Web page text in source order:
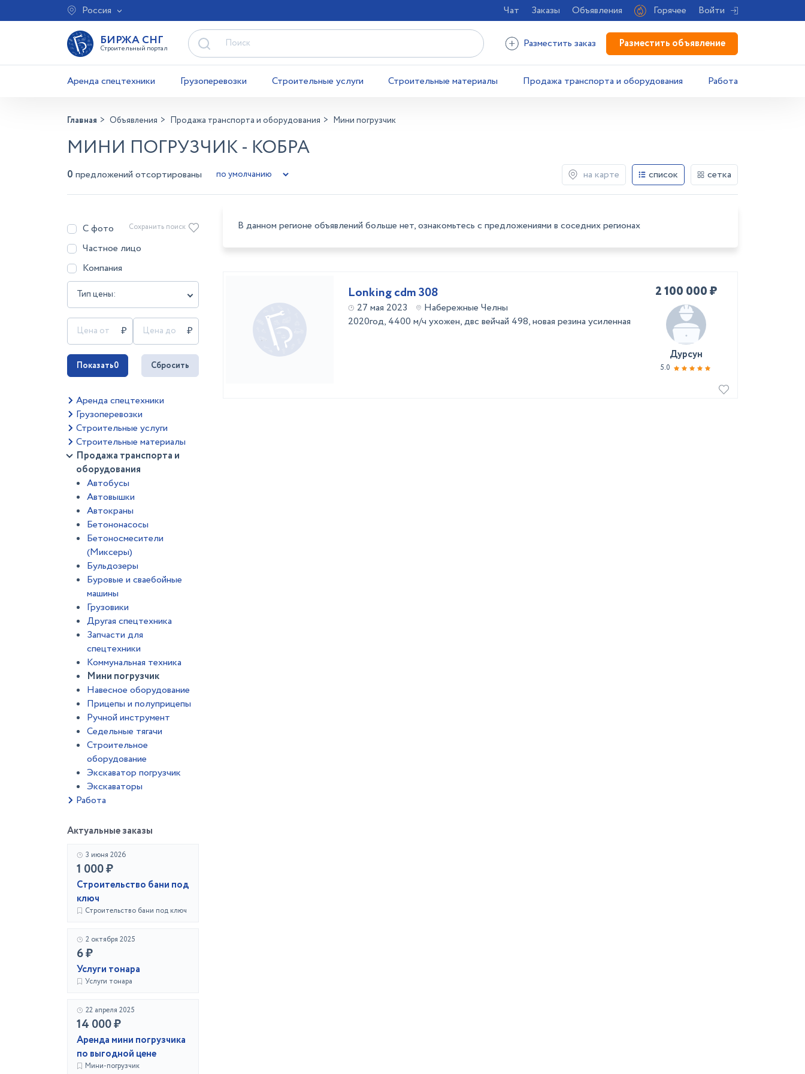
Россия Чат Заказы Объявления Горячее Войти
БИРЖА СНГ
Строительный портал Разместить заказ Разместить объявление
Аренда спецтехники Грузоперевозки Строительные услуги Строительные материалы Продажа транспорта и оборудования Работа
Главная Объявления Продажа транспорта и оборудования Мини погрузчик
МИНИ ПОГРУЗЧИК - КОБРА
0 предложений отсортированы на карте список сетка
С фото
Частное лицо
Компания
Тип цены:
Сохранить поиск
Показать0 Сбросить
Аренда спецтехники
Грузоперевозки
Строительные услуги
Строительные материалы
Продажа транспорта и
оборудования
Автобусы
Автовышки
Автокраны
Бетононасосы
Бетоносмесители
(Миксеры)
Бульдозеры
Буровые и сваебойные
машины
Грузовики
Другая спецтехника
Запчасти для
спецтехники
Коммунальная техника
Мини погрузчик
Навесное оборудование
Прицепы и полуприцепы
Ручной инструмент
Седельные тягачи
Строительное
оборудование
Экскаватор погрузчик
Экскаваторы
Работа
Актуальные заказы
3 июня 2026
1 000 ₽
Строительство бани под
ключ
Строительство бани под ключ
2 октября 2025
6 ₽
Услуги тонара
Услуги тонара
22 апреля 2025
14 000 ₽
Аренда мини погрузчика
по выгодной цене
Мини-погрузчик
В данном регионе объявлений больше нет, ознакомьтесь с предложениями в соседних регионах
Lonking cdm 308
27 мая 2023
Набережные Челны
2020год, 4400 м/ч ухожен, двс вейчай 498, новая резина усиленная
2 100 000 ₽
Дурсун
5.0